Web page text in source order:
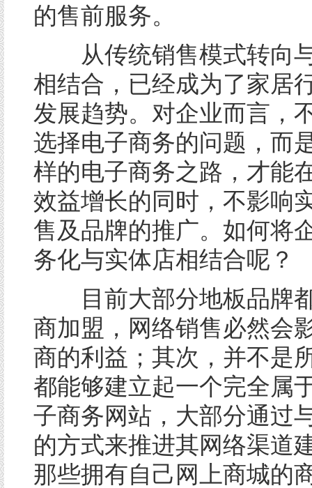
的售前服务。
从传统销售模式转向
相结合，已经成为了家居
发展趋势。对企业而言，
选择电子商务的问题，而
样的电子商务之路，才能
效益增长的同时，不影响
售及品牌的推广。如何将
务化与实体店相结合呢？
目前大部分地板品牌
商加盟，网络销售必然会
商的利益；其次，并不是
都能够建立起一个完全属
子商务网站，大部分通过
的方式来推进其网络渠道
那些拥有自己网上商城的